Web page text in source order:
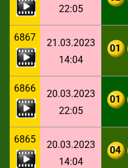
22:05
6867
21.03.2023
14:04
01
6866
20.03.2023
22:05
01
6865
20.03.2023
14:04
04